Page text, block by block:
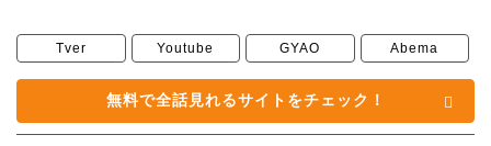
Tver Youtube GYAO Abema
無料で全話見れるサイトをチェック！